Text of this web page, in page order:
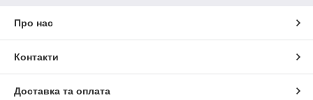
Про нас
Контакти
Доставка та оплата